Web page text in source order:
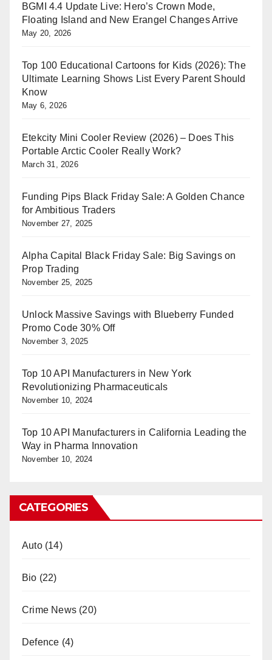
BGMI 4.4 Update Live: Hero’s Crown Mode,
Floating Island and New Erangel Changes Arrive
May 20, 2026
Top 100 Educational Cartoons for Kids (2026): The
Ultimate Learning Shows List Every Parent Should
Know
May 6, 2026
Etekcity Mini Cooler Review (2026) – Does This
Portable Arctic Cooler Really Work?
March 31, 2026
Funding Pips Black Friday Sale: A Golden Chance
for Ambitious Traders
November 27, 2025
Alpha Capital Black Friday Sale: Big Savings on
Prop Trading
November 25, 2025
Unlock Massive Savings with Blueberry Funded
Promo Code 30% Off
November 3, 2025
Top 10 API Manufacturers in New York
Revolutionizing Pharmaceuticals
November 10, 2024
Top 10 API Manufacturers in California Leading the
Way in Pharma Innovation
November 10, 2024
CATEGORIES
Auto(14)
Bio (22)
Crime News (20)
Defence (4)